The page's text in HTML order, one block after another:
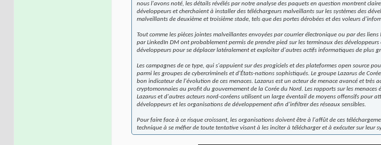
nous l'avons noté, les détails révélés par notre analyse des paquets en question montrent
développeurs et cherchaient à installer des téléchargeurs malveillants sur les systèmes des
malveillants de deuxième et troisième stade, tels que des portes dérobées et des voleurs
Tout comme les pièces jointes malveillantes envoyées par courrier électronique ou par des
par LinkedIn DM ont probablement permis de prendre pied sur les terminaux des
développeurs pour se déplacer latéralement et exploiter d'autres actifs informatiques de plus
Les campagnes de ce type, qui s'appuient sur des progiciels et des plateformes open source
parmi les groupes de cybercriminels et d'États-nations sophistiqués. Le groupe Lazarus de
bon indicateur de l'évolution de ces menaces. Lazarus est un acteur de menace avancé et très
cryptomonnaies au profit du gouvernement de la Corée du Nord. Les rapports sur les
Lazarus et d'autres acteurs nord-coréens utilisent un large éventail de moyens offensifs pour
développeurs et les organisations de développement afin d'infiltrer des réseaux sensibles.
Pour faire face à ce risque croissant, les organisations doivent être à l'affût de ces
technique à se méfier de toute tentative visant à les inciter à télécharger et à exécuter sur leur